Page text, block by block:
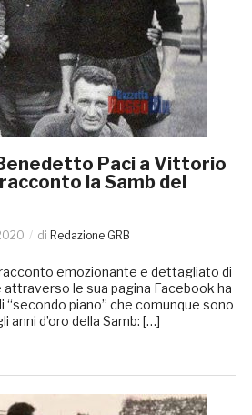
Paci a Vittorio
la Samb del
di Redazione GRB
emozionante e dettagliato di
attraverso le sua pagina Facebook ha
piano” che comunque sono
d’oro della Samb: […]